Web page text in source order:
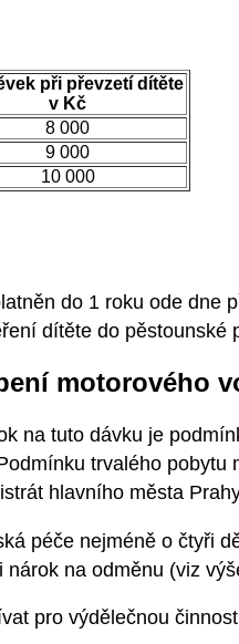
při převzetí dítěte
v Kč
8 000
9 000
10 000
do 1 roku ode dne
dítěte do pěstounské
motorového
na tuto dávku je
trvalého pobytu
hlavního města
péče nejméně o čtyři
na odměnu (viz
pro výdělečnou činnost